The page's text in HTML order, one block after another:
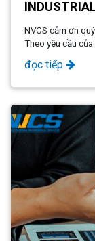
NVCS cảm ơn
Theo yêu cầu
thủ tục, chi phí
chúng tôi xin tư
đọc tiếp